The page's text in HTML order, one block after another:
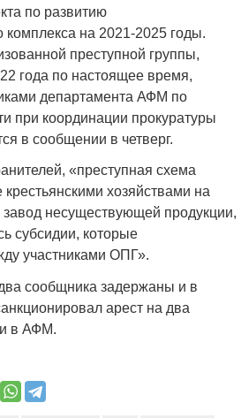
по развитию
на 2021-2025 годы.
преступной группы,
года по настоящее время,
департамента АФМ по
при координации прокуратуры
в сообщении в четверг.
«преступная схема
крестьянскими хозяйствами на
несуществующей продукции,
субсидии, которые
участниками ОПГ».
сообщника задержаны и в
арест на два
в АФМ.